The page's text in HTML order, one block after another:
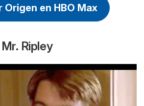
Origen en HBO Max
Ripley